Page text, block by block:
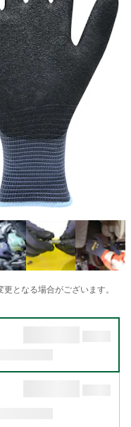
となる場合がございます。